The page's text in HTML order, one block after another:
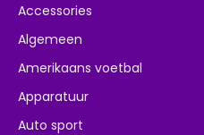
Accessories
Algemeen
Amerikaans voetbal
Apparatuur
Auto sport